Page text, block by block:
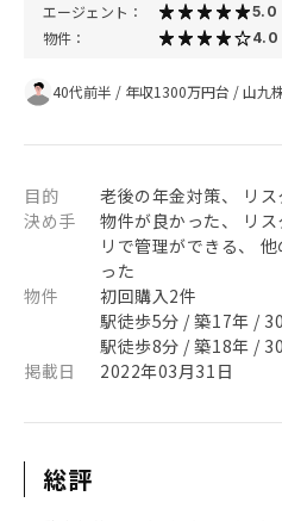
エージェント： 5.0
物件： 4.0
40代前半 / 年収1300万円台 /山九
目的
老後の年金対策、 リス
決め手
物件が良かった、 リ
リで管理ができる、
った
物件
初回購入2件
駅徒歩5分 / 築17年 /
駅徒歩8分 / 築18年 /
掲載日
2022年03月31日
総評